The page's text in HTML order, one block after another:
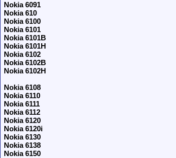
Nokia 6091
Nokia 610
Nokia 6100
Nokia 6101
Nokia 6101B
Nokia 6101H
Nokia 6102
Nokia 6102B
Nokia 6102H
Nokia 6108
Nokia 6110
Nokia 6111
Nokia 6112
Nokia 6120
Nokia 6120i
Nokia 6130
Nokia 6138
Nokia 6150